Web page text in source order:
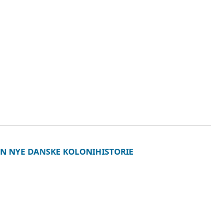
NYE DANSKE KOLONIHISTORIE